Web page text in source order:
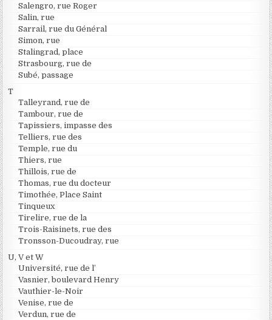
Salengro, rue Roger
Salin, rue
Sarrail, rue du Général
Simon, rue
Stalingrad, place
Strasbourg, rue de
Subé, passage
T
Talleyrand, rue de
Tambour, rue de
Tapissiers, impasse des
Telliers, rue des
Temple, rue du
Thiers, rue
Thillois, rue de
Thomas, rue du docteur
Timothée, Place Saint
Tinqueux
Tirelire, rue de la
Trois-Raisinets, rue des
Tronsson-Ducoudray, rue
U, V et W
Université, rue de l’
Vasnier, boulevard Henry
Vauthier-le-Noir
Venise, rue de
Verdun, rue de